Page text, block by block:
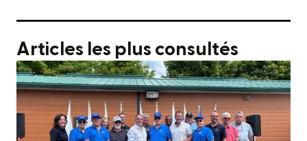
Articles les plus consultés